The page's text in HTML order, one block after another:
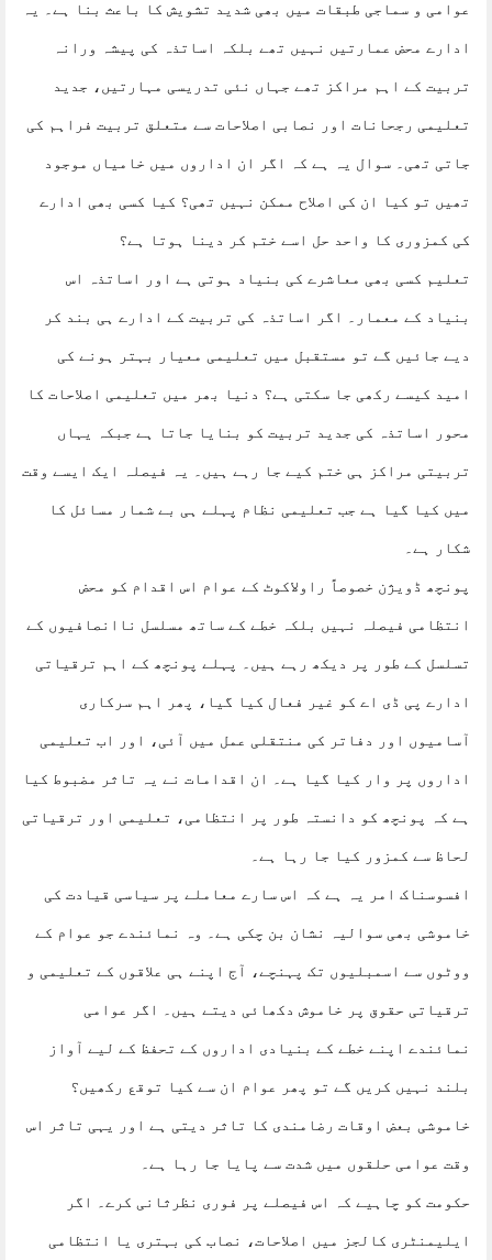
عوامی و سماجی طبقات میں بھی شدید تشویش کا باعث بنا ہے۔ یہ
ادارے محض عمارتیں نہیں تھے بلکہ اساتذہ کی پیشہ ورانہ
تربیت کے اہم مراکز تھے جہاں نئی تدریسی مہارتیں، جدید
تعلیمی رجحانات اور نصابی اصلاحات سے متعلق تربیت فراہم کی
جاتی تھی۔ سوال یہ ہے کہ اگر ان اداروں میں خامیاں موجود
تھیں تو کیا ان کی اصلاح ممکن نہیں تھی؟ کیا کسی بھی ادارے
کی کمزوری کا واحد حل اسے ختم کر دینا ہوتا ہے؟
تعلیم کسی بھی معاشرے کی بنیاد ہوتی ہے اور اساتذہ اس
بنیاد کے معمار۔ اگر اساتذہ کی تربیت کے ادارے ہی بند کر
دیے جائیں گے تو مستقبل میں تعلیمی معیار بہتر ہونے کی
امید کیسے رکھی جا سکتی ہے؟ دنیا بھر میں تعلیمی اصلاحات کا
محور اساتذہ کی جدید تربیت کو بنایا جاتا ہے جبکہ یہاں
تربیتی مراکز ہی ختم کیے جا رہے ہیں۔ یہ فیصلہ ایک ایسے وقت
میں کیا گیا ہے جب تعلیمی نظام پہلے ہی بے شمار مسائل کا
شکار ہے۔
پونچھ ڈویژن خصوصاً راولاکوٹ کے عوام اس اقدام کو محض
انتظامی فیصلہ نہیں بلکہ خطے کے ساتھ مسلسل ناانصافیوں کے
تسلسل کے طور پر دیکھ رہے ہیں۔ پہلے پونچھ کے اہم ترقیاتی
ادارے پی ڈی اے کو غیر فعال کیا گیا، پھر اہم سرکاری
آسامیوں اور دفاتر کی منتقلی عمل میں آئی، اور اب تعلیمی
اداروں پر وار کیا گیا ہے۔ ان اقدامات نے یہ تاثر مضبوط کیا
ہے کہ پونچھ کو دانستہ طور پر انتظامی، تعلیمی اور ترقیاتی
لحاظ سے کمزور کیا جا رہا ہے۔
افسوسناک امر یہ ہے کہ اس سارے معاملے پر سیاسی قیادت کی
خاموشی بھی سوالیہ نشان بن چکی ہے۔ وہ نمائندے جو عوام کے
ووٹوں سے اسمبلیوں تک پہنچے، آج اپنے ہی علاقوں کے تعلیمی و
ترقیاتی حقوق پر خاموش دکھائی دیتے ہیں۔ اگر عوامی
نمائندے اپنے خطے کے بنیادی اداروں کے تحفظ کے لیے آواز
بلند نہیں کریں گے تو پھر عوام ان سے کیا توقع رکھیں؟
خاموشی بعض اوقات رضامندی کا تاثر دیتی ہے اور یہی تاثر اس
وقت عوامی حلقوں میں شدت سے پایا جا رہا ہے۔
حکومت کو چاہیے کہ اس فیصلے پر فوری نظرثانی کرے۔ اگر
ایلیمنٹری کالجز میں اصلاحات، نصاب کی بہتری یا انتظامی